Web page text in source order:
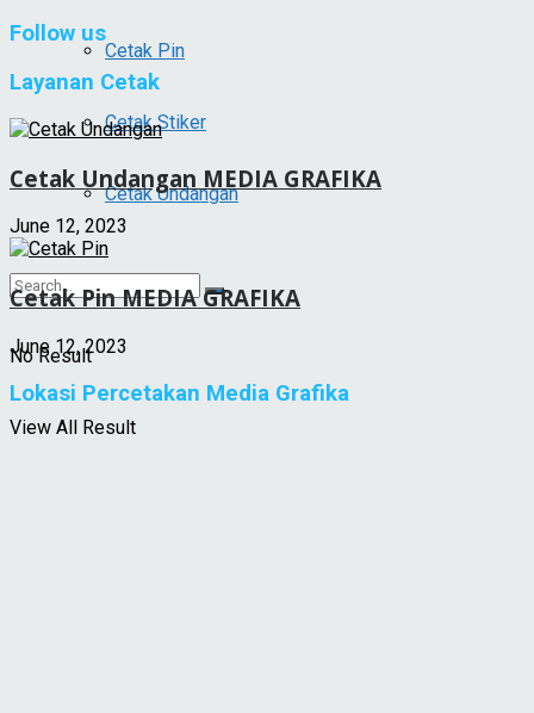
Cetak Pin
Cetak Stiker
Cetak Undangan
No Result
View All Result
Follow us
Layanan Cetak
Cetak Undangan MEDIA GRAFIKA
June 12, 2023
Cetak Pin MEDIA GRAFIKA
June 12, 2023
Lokasi Percetakan Media Grafika